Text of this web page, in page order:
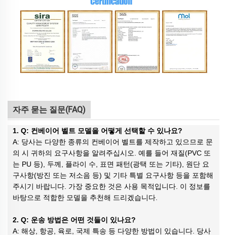
자주 묻는 질문(FAQ)
1. Q: 컨베이어 벨트 모델을 어떻게 선택할 수 있나요?
A: 당사는 다양한 종류의 컨베이어 벨트를 제작하고 있으므로 문
의 시 귀하의 요구사항을 알려주십시오. 예를 들어 재질(PVC 또
는 PU 등), 두께, 플라이 수, 표면 패턴(광택 또는 기타), 원단 요
구사항(방진 또는 저소음 등) 및 기타 특별 요구사항 등을 포함해
주시기 바랍니다. 가장 중요한 것은 사용 목적입니다. 이 정보를
바탕으로 적합한 모델을 추천해 드리겠습니다.
2. Q: 운송 방법은 어떤 것들이 있나요?
A: 해상, 항공, 육로, 국제 특송 등 다양한 방법이 있습니다. 당사